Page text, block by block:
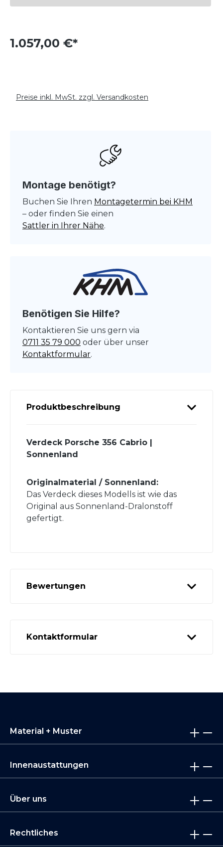
1.057,00 €*
Preise inkl. MwSt. zzgl. Versandkosten
Montage benötigt?
Buchen Sie Ihren Montagetermin bei KHM
– oder finden Sie einen
Sattler in Ihrer Nähe.
Benötigen Sie Hilfe?
Kontaktieren Sie uns gern via
0711 35 79 000 oder über unser
Kontaktformular.
Produktbeschreibung
Verdeck Porsche 356 Cabrio |
Sonnenland
Originalmaterial / Sonnenland:
Das Verdeck dieses Modells ist wie das
Original aus Sonnenland-Dralonstoff
gefertigt.
Bewertungen
Kontaktformular
Material + Muster
Innenaustattungen
Über uns
Rechtliches